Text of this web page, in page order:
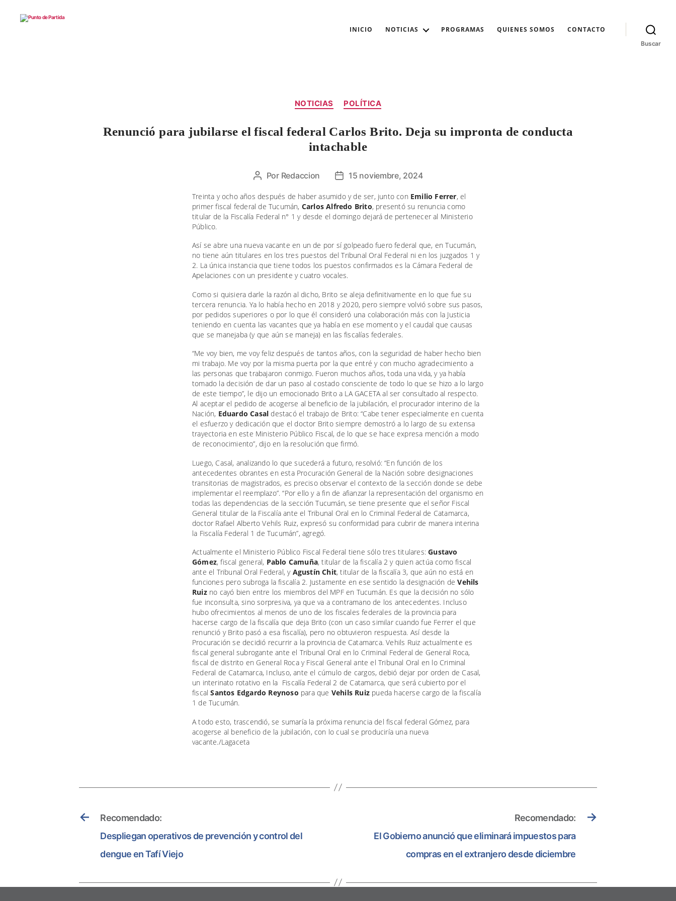
INICIO NOTICIAS PROGRAMAS QUIENES SOMOS CONTACTO
Buscar
NOTICIAS POLÍTICA
Renunció para jubilarse el fiscal federal Carlos Brito. Deja su impronta de conducta
intachable
Autor
la
entrada
Por Redaccion
Fecha
la
entrada
15 noviembre, 2024
Treinta y ocho años después de haber asumido y de ser, junto con Emilio Ferrer, el
primer fiscal federal de Tucumán, Carlos Alfredo Brito, presentó su renuncia como
titular de la Fiscalía Federal n° 1 y desde el domingo dejará de pertenecer al Ministerio
Público.
Así se abre una nueva vacante en un de por sí golpeado fuero federal que, en Tucumán,
no tiene aún titulares en los tres puestos del Tribunal Oral Federal ni en los juzgados 1 y
2. La única instancia que tiene todos los puestos confirmados es la Cámara Federal de
Apelaciones con un presidente y cuatro vocales.
Como si quisiera darle la razón al dicho, Brito se aleja definitivamente en lo que fue su
tercera renuncia. Ya lo había hecho en 2018 y 2020, pero siempre volvió sobre sus pasos,
por pedidos superiores o por lo que él consideró una colaboración más con la Justicia
teniendo en cuenta las vacantes que ya había en ese momento y el caudal que causas
que se manejaba (y que aún se maneja) en las fiscalías federales.
“Me voy bien, me voy feliz después de tantos años, con la seguridad de haber hecho bien
mi trabajo. Me voy por la misma puerta por la que entré y con mucho agradecimiento a
las personas que trabajaron conmigo. Fueron muchos años, toda una vida, y ya había
tomado la decisión de dar un paso al costado consciente de todo lo que se hizo a lo largo
de este tiempo”, le dijo un emocionado Brito a LA GACETA al ser consultado al respecto.
Al aceptar el pedido de acogerse al beneficio de la jubilación, el procurador interino de la
Nación, Eduardo Casal destacó el trabajo de Brito: “Cabe tener especialmente en cuenta
el esfuerzo y dedicación que el doctor Brito siempre demostró a lo largo de su extensa
trayectoria en este Ministerio Público Fiscal, de lo que se hace expresa mención a modo
de reconocimiento”, dijo en la resolución que firmó.
Luego, Casal, analizando lo que sucederá a futuro, resolvió: “En función de los
antecedentes obrantes en esta Procuración General de la Nación sobre designaciones
transitorias de magistrados, es preciso observar el contexto de la sección donde se debe
implementar el reemplazo”. “Por ello y a fin de afianzar la representación del organismo en
todas las dependencias de la sección Tucumán, se tiene presente que el señor Fiscal
General titular de la Fiscalía ante el Tribunal Oral en lo Criminal Federal de Catamarca,
doctor Rafael Alberto Vehils Ruiz, expresó su conformidad para cubrir de manera interina
la Fiscalía Federal 1 de Tucumán”, agregó.
Actualmente el Ministerio Público Fiscal Federal tiene sólo tres titulares:Gustavo
Gómez, fiscal general, Pablo Camuña, titular de la fiscalía 2 y quien actúa como fiscal
ante el Tribunal Oral Federal, y Agustín Chit, titular de la fiscalía 3, que aún no está en
funciones pero subroga la fiscalía 2. Justamente en ese sentido la designación deVehils
Ruizno cayó bien entre los miembros del MPF en Tucumán. Es que la decisión no sólo
fue inconsulta, sino sorpresiva, ya que va a contramano de los antecedentes. Incluso
hubo ofrecimientos al menos de uno de los fiscales federales de la provincia para
hacerse cargo de la fiscalía que deja Brito (con un caso similar cuando fue Ferrer el que
renunció y Brito pasó a esa fiscalía), pero no obtuvieron respuesta. Así desde la
Procuración se decidió recurrir a la provincia de Catamarca. Vehils Ruiz actualmente es
fiscal general subrogante ante el Tribunal Oral en lo Criminal Federal de General Roca,
fiscal de distrito en General Roca y Fiscal General ante el Tribunal Oral en lo Criminal
Federal de Catamarca, Incluso, ante el cúmulo de cargos, debió dejar por orden de Casal,
un interinato rotativo en la Fiscalía Federal 2 de Catamarca, que será cubierto por el
fiscalSantos Edgardo Reynoso para que Vehils Ruiz pueda hacerse cargo de la fiscalía
1 de Tucumán.
A todo esto, trascendió, se sumaría la próxima renuncia del fiscal federal Gómez, para
acogerse al beneficio de la jubilación, con lo cual se produciría una nueva
vacante./Lagaceta
←
Recomendado:
Despliegan operativos de prevención y control del
dengue en Tafí Viejo
→
Recomendado:
El Gobierno anunció que eliminará impuestos para
compras en el extranjero desde diciembre